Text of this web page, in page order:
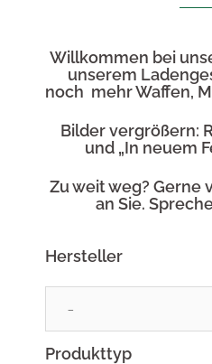
Willkommen bei
unserem
noch mehr Waffen,
Bilder vergrößern:
und „In neuem
Zu weit weg? Gerne
an Sie.
Hersteller
Produkttyp